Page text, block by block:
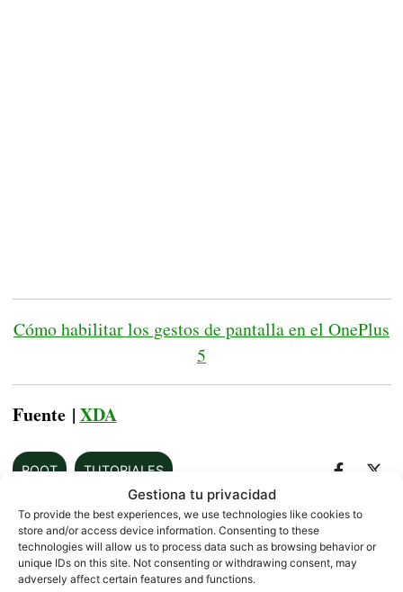
Gestiona tu privacidad
To provide the best experiences, we use technologies like cookies to
store and/or access device information. Consenting to these
technologies will allow us to process data such as browsing behavior or
unique IDs on this site. Not consenting or withdrawing consent, may
adversely affect certain features and functions.
Cómo habilitar los gestos de pantalla en el OnePlus
5
Fuente | XDA
ROOT TUTORIALES
Sobre este autor